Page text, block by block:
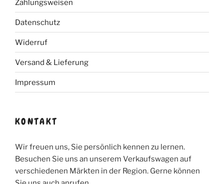
Zahlungsweisen
Datenschutz
Widerruf
Versand & Lieferung
Impressum
KONTAKT
Wir freuen uns, Sie persönlich kennen zu lernen.
Besuchen Sie uns an unserem Verkaufswagen auf
verschiedenen Märkten in der Region. Gerne können